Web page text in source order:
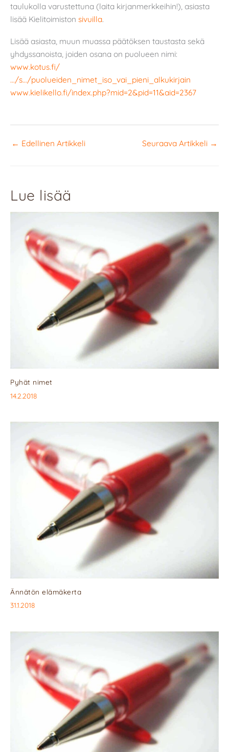
taulukolla varustettuna (laita kirjanmerkkeihin!), asiasta
lisää Kielitoimiston sivuilla.
Lisää asiasta, muun muassa päätöksen taustasta sekä
yhdyssanoista, joiden osana on puolueen nimi:
www.kotus.fi/
…/s…/puolueiden_nimet_iso_vai_pieni_alkukirjain
www.kielikello.fi/index.php?mid=2&pid=11&aid=2367
← Edellinen Artikkeli Seuraava Artikkeli →
Lue lisää
Pyhät nimet
14.2.2018
Ännätön elämäkerta
31.1.2018